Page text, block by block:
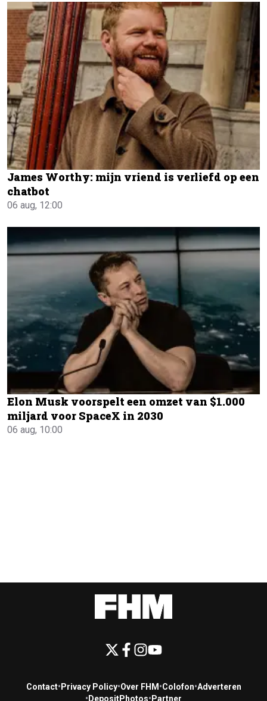
James Worthy: mijn vriend is verliefd op een
chatbot
06 aug, 12:00
Elon Musk voorspelt een omzet van $1.000
miljard voor SpaceX in 2030
06 aug, 10:00
Contact• Privacy Policy•Over FHM •Colofon•Adverteren
• DepositPhotos• Partner